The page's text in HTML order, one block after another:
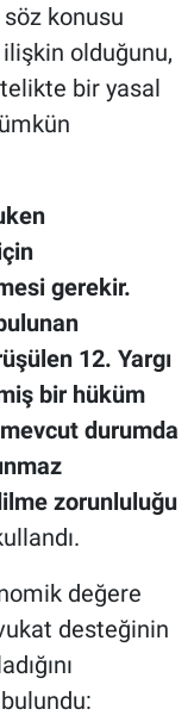
söz konusu
ilişkin olduğunu,
bir yasal
gerekir.
12. Yargı
bir hüküm
durumda
zorunluluğu
değere
desteğinin